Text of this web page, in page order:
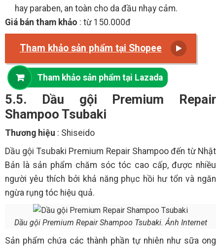
hay paraben, an toàn cho da đầu nhạy cảm.
Giá bán tham khảo : từ 150.000đ
Tham khảo sản phẩm tại Shopee
Tham khảo sản phẩm tại Lazada
5.5. Dầu gội Premium Repair
Shampoo Tsubaki
Thương hiệu : Shiseido
Dầu gội Tsubaki Premium Repair Shampoo đến từ Nhật
Bản là sản phẩm chăm sóc tóc cao cấp, được nhiều
người yêu thích bởi khả năng phục hồi hư tổn và ngăn
ngừa rụng tóc hiệu quả.
Dầu gội Premium Repair Shampoo Tsubaki. Ảnh Internet
Sản phẩm chứa các thành phần tự nhiên như sữa ong